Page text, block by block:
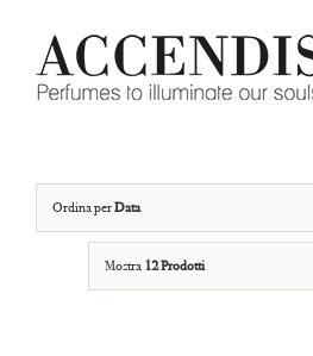
contenuto
Ordina perData
Mostra 12 Prodotti